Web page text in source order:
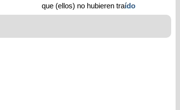
que (ellos) no hubieren traído